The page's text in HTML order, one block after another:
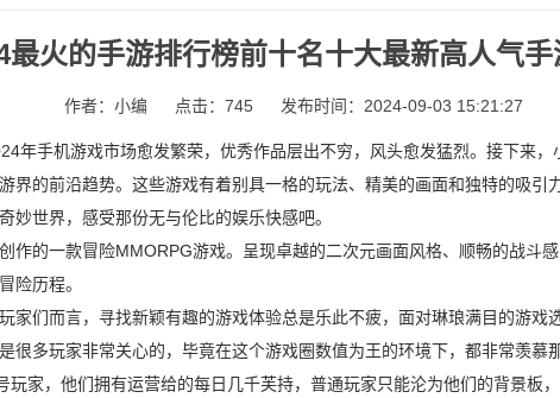
最火的手游排行榜前十名十大最新高人气
作者：小编 点击： 745 发布时间：2024-09-03 15:21:27
手机游戏市场愈发繁荣，优秀作品层出不穷，风头愈发猛烈。接下来，
界的前沿趋势。这些游戏有着别具一格的玩法、精美的画面和独特的吸引
妙世界，感受那份无与伦比的娱乐快感吧。
的一款冒险MMORPG游戏。呈现卓越的二次元画面风格、顺畅的战斗
险历程。
们而言，寻找新颖有趣的游戏体验总是乐此不疲，面对琳琅满目的游戏
很多玩家非常关心的，毕竟在这个游戏圈数值为王的环境下，都非常羡慕
玩家，他们拥有运营给的每日几千芙持，普通玩家只能沦为他们的背景板